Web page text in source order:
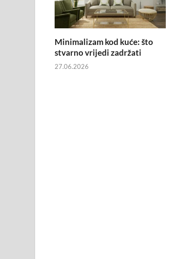
Minimalizam kod kuće: što
stvarno vrijedi zadržati
27.06.2026